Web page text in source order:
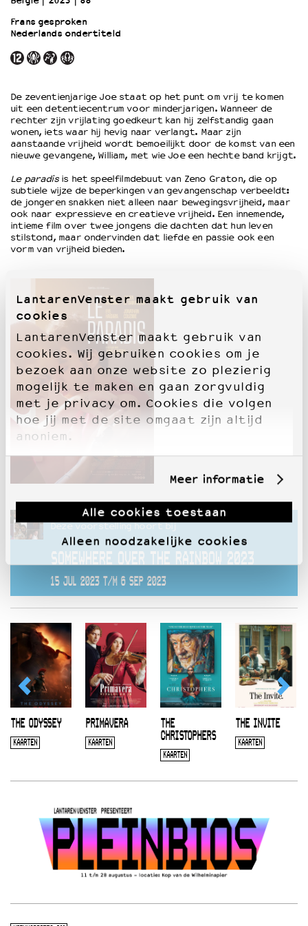
LantarenVenster maakt gebruik van
cookies
LantarenVenster maakt gebruik van
cookies. Wij gebruiken cookies om je
bezoek aan onze website zo plezierig
mogelijk te maken en gaan zorgvuldig
met je privacy om. Cookies die volgen
hoe jij met de site omgaat zijn altijd
anoniem.
Meer informatie
Alle cookies toestaan
Alleen noodzakelijke cookies
OVER LANTARENVENSTER
Wat we doen
Word vriend
Historie
Partners
Huisregels
Integriteits- en gedragscode
Duurzaamheid
Culturele boycot Israël
Ruimte voor artistieke vrijheid – VNPF
Frans gesproken
Nederlands ondertiteld
De zeventienjarige Joe staat op het punt om vrij te komen
uit een detentiecentrum voor minderjarigen. Wanneer de
rechter zijn vrijlating goedkeurt kan hij zelfstandig gaan
wonen, iets waar hij hevig naar verlangt. Maar zijn
aanstaande vrijheid wordt bemoeilijkt door de komst van een
nieuwe gevangene, William, met wie Joe een hechte band krijgt.
Le paradisis het speelfilmdebuut van Zeno Graton, die op
subtiele wijze de beperkingen van gevangenschap verbeeldt:
de jongeren snakken niet alleen naar bewegingsvrijheid, maar
ook naar expressieve en creatieve vrijheid. Een innemende,
intieme film over twee jongens die dachten dat hun leven
stilstond, maar ondervinden dat liefde en passie ook een
vorm van vrijheid bieden.
Deze voorstelling hoort bij
SOMEWHERE OVER THE RAINBOW 2023
15 JUL 2023 T/M 6 SEP 2023
THE ODYSSEY
KAARTEN
PRIMAVERA
KAARTEN
THE
CHRISTOPHERS
KAARTEN
THE INVITE
KAARTEN